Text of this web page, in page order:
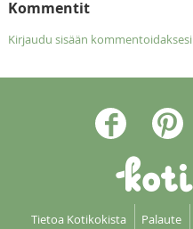
Kommentit
Kirjaudu sisään kommentoidaksesi
Tietoa Kotikokista Palaute